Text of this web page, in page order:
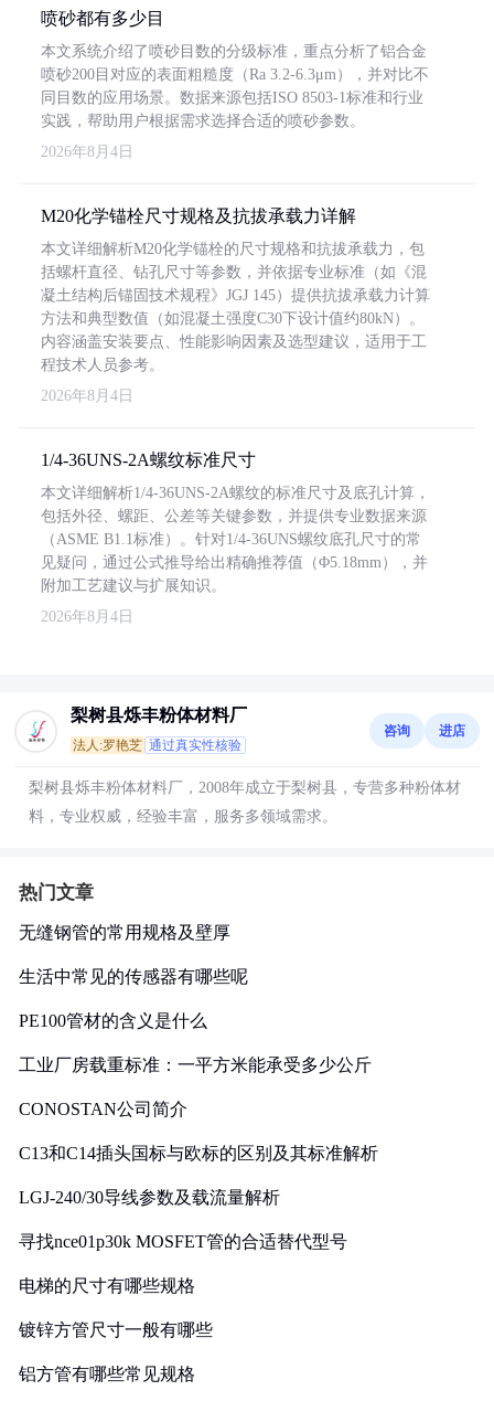
喷砂都有多少目
本文系统介绍了喷砂目数的分级标准，重点分析了铝合金
喷砂200目对应的表面粗糙度（Ra 3.2-6.3μm），并对比不
同目数的应用场景。数据来源包括ISO 8503-1标准和行业
实践，帮助用户根据需求选择合适的喷砂参数。
2026年8月4日
M20化学锚栓尺寸规格及抗拔承载力详解
本文详细解析M20化学锚栓的尺寸规格和抗拔承载力，包
括螺杆直径、钻孔尺寸等参数，并依据专业标准（如《混
凝土结构后锚固技术规程》JGJ 145）提供抗拔承载力计算
方法和典型数值（如混凝土强度C30下设计值约80kN）。
内容涵盖安装要点、性能影响因素及选型建议，适用于工
程技术人员参考。
2026年8月4日
1/4-36UNS-2A螺纹标准尺寸
本文详细解析1/4-36UNS-2A螺纹的标准尺寸及底孔计算，
包括外径、螺距、公差等关键参数，并提供专业数据来源
（ASME B1.1标准）。针对1/4-36UNS螺纹底孔尺寸的常
见疑问，通过公式推导给出精确推荐值（Φ5.18mm），并
附加工艺建议与扩展知识。
2026年8月4日
梨树县烁丰粉体材料厂
法人:罗艳芝 通过真实性核验
咨询 进店
梨树县烁丰粉体材料厂，2008年成立于梨树县，专营多种粉体材
料，专业权威，经验丰富，服务多领域需求。
热门文章
无缝钢管的常用规格及壁厚
生活中常见的传感器有哪些呢
PE100管材的含义是什么
工业厂房载重标准：一平方米能承受多少公斤
CONOSTAN公司简介
C13和C14插头国标与欧标的区别及其标准解析
LGJ-240/30导线参数及载流量解析
寻找nce01p30k MOSFET管的合适替代型号
电梯的尺寸有哪些规格
镀锌方管尺寸一般有哪些
铝方管有哪些常见规格